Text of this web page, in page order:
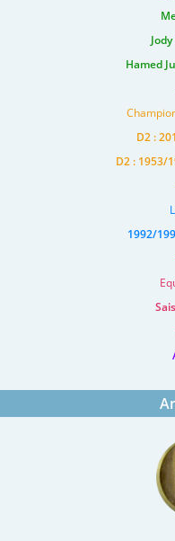
Hamed
D2 :
D2 : 1953/
1992/